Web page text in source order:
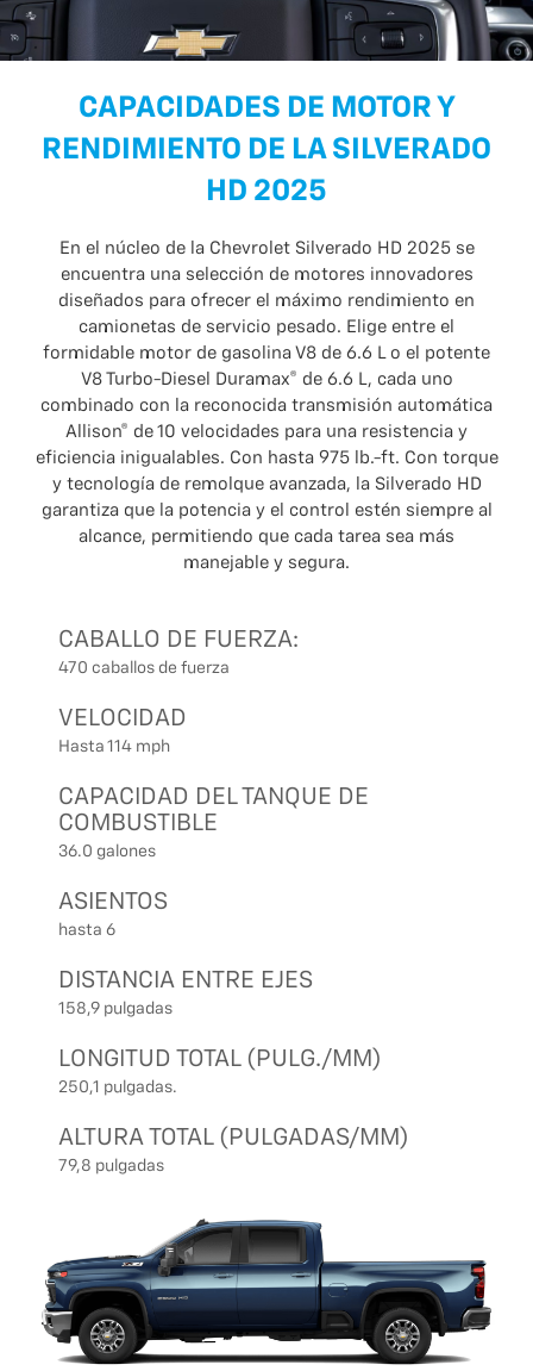
CAPACIDADES DE MOTOR Y
RENDIMIENTO DE LA SILVERADO
HD 2025
En el núcleo de la Chevrolet Silverado HD 2025 se
encuentra una selección de motores innovadores
diseñados para ofrecer el máximo rendimiento en
camionetas de servicio pesado. Elige entre el
formidable motor de gasolina V8 de 6.6 L o el potente
V8 Turbo-Diesel Duramax® de 6.6 L, cada uno
combinado con la reconocida transmisión automática
Allison® de 10 velocidades para una resistencia y
eficiencia inigualables. Con hasta 975 lb.-ft. Con torque
y tecnología de remolque avanzada, la Silverado HD
garantiza que la potencia y el control estén siempre al
alcance, permitiendo que cada tarea sea más
manejable y segura.
CABALLO DE FUERZA:
470 caballos de fuerza
VELOCIDAD
Hasta 114 mph
CAPACIDAD DEL TANQUE DE
COMBUSTIBLE
36.0 galones
ASIENTOS
hasta 6
DISTANCIA ENTRE EJES
158,9 pulgadas
LONGITUD TOTAL (PULG./MM)
250,1 pulgadas.
ALTURA TOTAL (PULGADAS/MM)
79,8 pulgadas